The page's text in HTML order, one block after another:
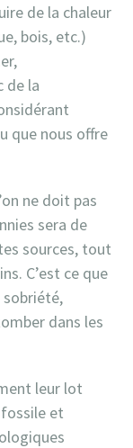
de la chaleur
bois, etc.)
de la
que nous offre
ne doit pas
sera de
sources, tout
C’est ce que
sobriété,
dans les
leur lot
et